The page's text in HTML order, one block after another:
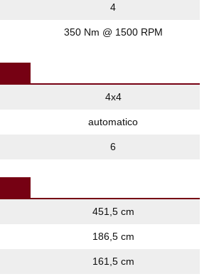
4
350 Nm @ 1500 RPM
4x4
automatico
6
451,5 cm
186,5 cm
161,5 cm